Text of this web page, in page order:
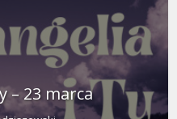
– 23 marca